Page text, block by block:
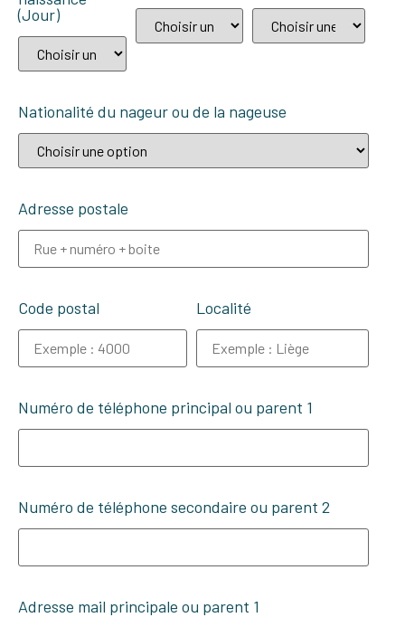
(Jour)
Nationalité du nageur ou de la nageuse
Adresse postale
Code postal Localité
Numéro de téléphone principal ou parent 1
Numéro de téléphone secondaire ou parent 2
Adresse mail principale ou parent 1